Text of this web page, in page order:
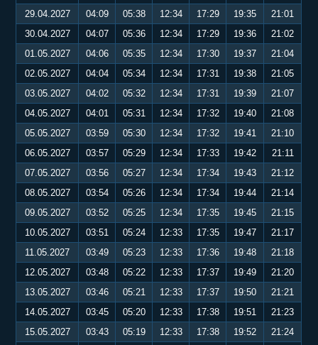
29.04.2027
04:09 05:38 12:34 17:29 19:35
21:01
30.04.2027
04:07 05:36 12:34 17:29 19:36
21:02
01.05.2027
04:06 05:35 12:34 17:30 19:37
21:04
02.05.2027
04:04 05:34 12:34 17:31 19:38
21:05
03.05.2027
04:02 05:32 12:34 17:31 19:39
21:07
04.05.2027
04:01 05:31 12:34 17:32 19:40
21:08
05.05.2027
03:59 05:30 12:34 17:32 19:41
21:10
06.05.2027
03:57 05:29 12:34 17:33 19:42
21:11
07.05.2027
03:56 05:27 12:34 17:34 19:43
21:12
08.05.2027
03:54 05:26 12:34 17:34 19:44
21:14
09.05.2027
03:52 05:25 12:34 17:35 19:45
21:15
10.05.2027
03:51 05:24 12:33 17:35 19:47
21:17
11.05.2027
03:49 05:23 12:33 17:36 19:48
21:18
12.05.2027
03:48 05:22 12:33 17:37 19:49
21:20
13.05.2027
03:46 05:21 12:33 17:37 19:50
21:21
14.05.2027
03:45 05:20 12:33 17:38 19:51
21:23
15.05.2027
03:43 05:19 12:33 17:38 19:52
21:24